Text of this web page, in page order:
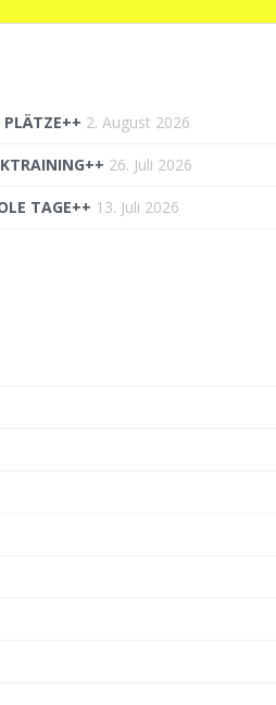
PLÄTZE++ 2. August 2026
26. Juli 2026
TAGE++ 13. Juli 2026